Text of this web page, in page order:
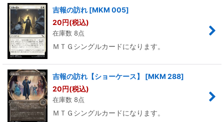
吉報の訪れ [MKM 005]
20円(税込)
在庫数 8点
ＭＴＧシングルカードになります。
吉報の訪れ【ショーケース】 [MKM 288]
20円(税込)
在庫数 8点
ＭＴＧシングルカードになります。